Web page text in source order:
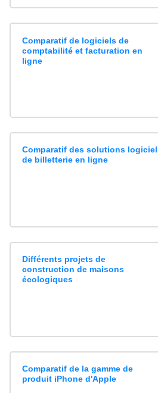
Comparatif de logiciels de
comptabilité et facturation en
ligne
Comparatif des solutions logiciel
de billetterie en ligne
Différents projets de
construction de maisons
écologiques
Comparatif de la gamme de
produit iPhone d'Apple